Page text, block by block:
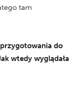
tam
do
wtedy wyglądała